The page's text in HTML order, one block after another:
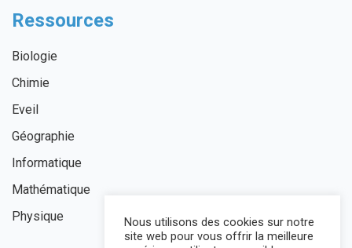
Ressources
Biologie
Chimie
Eveil
Géographie
Informatique
Mathématique
Physique
Nous utilisons des cookies sur notre
site web pour vous offrir la meilleure